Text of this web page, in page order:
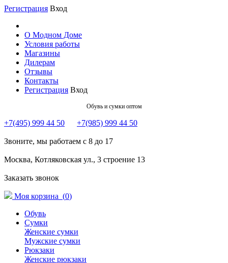
Регистрация Вход
О Модном Доме
Условия работы
Магазины
Дилерам
Отзывы
Контакты
Регистрация Вход
Обувь и сумки оптом
+7(495) 999 44 50 +7(985) 999 44 50
Звоните, мы работаем с 8 до 17
Москва, Котляковская ул., 3 строение 13
Заказать звонок
Моя корзина (0)
Обувь
Сумки
Женские сумки
Мужские сумки
Рюкзаки
Женские рюкзаки